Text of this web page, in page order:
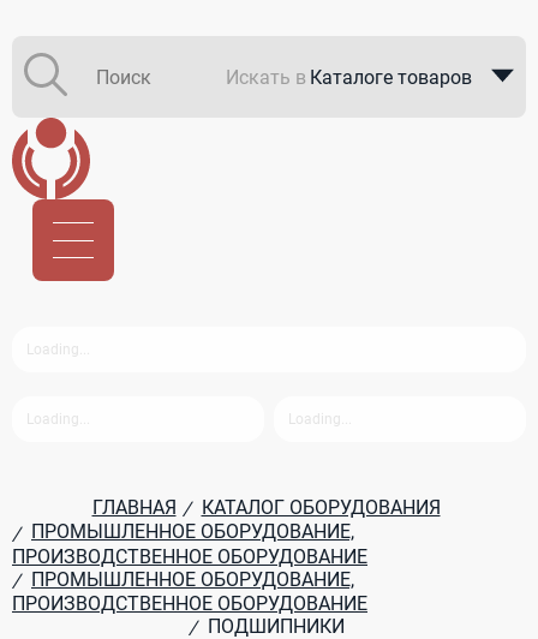
Искать в Каталоге товаров
ГЛАВНАЯ / КАТАЛОГ ОБОРУДОВАНИЯ
/ ПРОМЫШЛЕННОЕ ОБОРУДОВАНИЕ,
ПРОИЗВОДСТВЕННОЕ ОБОРУДОВАНИЕ
/ ПРОМЫШЛЕННОЕ ОБОРУДОВАНИЕ,
ПРОИЗВОДСТВЕННОЕ ОБОРУДОВАНИЕ
/ ПОДШИПНИКИ